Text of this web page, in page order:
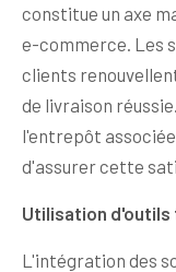
constitue un axe
e-commerce. Les
clients
de livraison
l'entrepôt
d'assurer cette
Utilisation
L'intégration des